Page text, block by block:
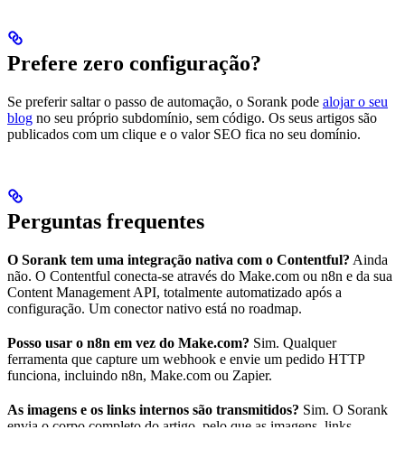
Prefere zero configuração?
Se preferir saltar o passo de automação, o Sorank pode alojar o seu
blog no seu próprio subdomínio, sem código. Os seus artigos são
publicados com um clique e o valor SEO fica no seu domínio.
Perguntas frequentes
O Sorank tem uma integração nativa com o Contentful? Ainda
não. O Contentful conecta-se através do Make.com ou n8n e da sua
Content Management API, totalmente automatizado após a
configuração. Um conector nativo está no roadmap.
Posso usar o n8n em vez do Make.com? Sim. Qualquer
ferramenta que capture um webhook e envie um pedido HTTP
funciona, incluindo n8n, Make.com ou Zapier.
As imagens e os links internos são transmitidos? Sim. O Sorank
envia o corpo completo do artigo, pelo que as imagens, links